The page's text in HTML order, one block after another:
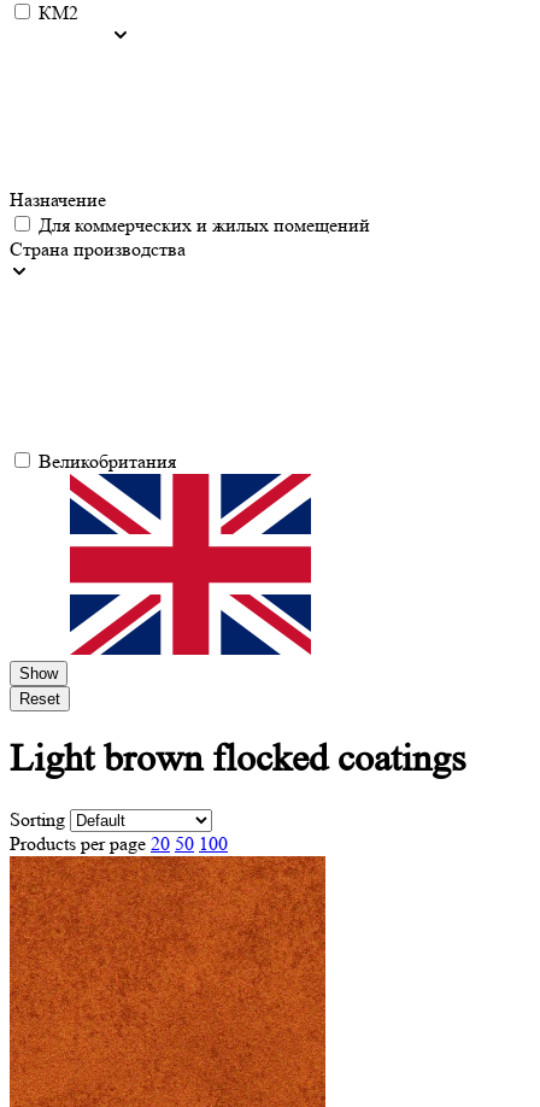
КМ2
Назначение
Для коммерческих и жилых помещений
Страна производства
Великобритания
Show
Reset
Light brownflocked coatings
Sorting
Products per page 20 50 100